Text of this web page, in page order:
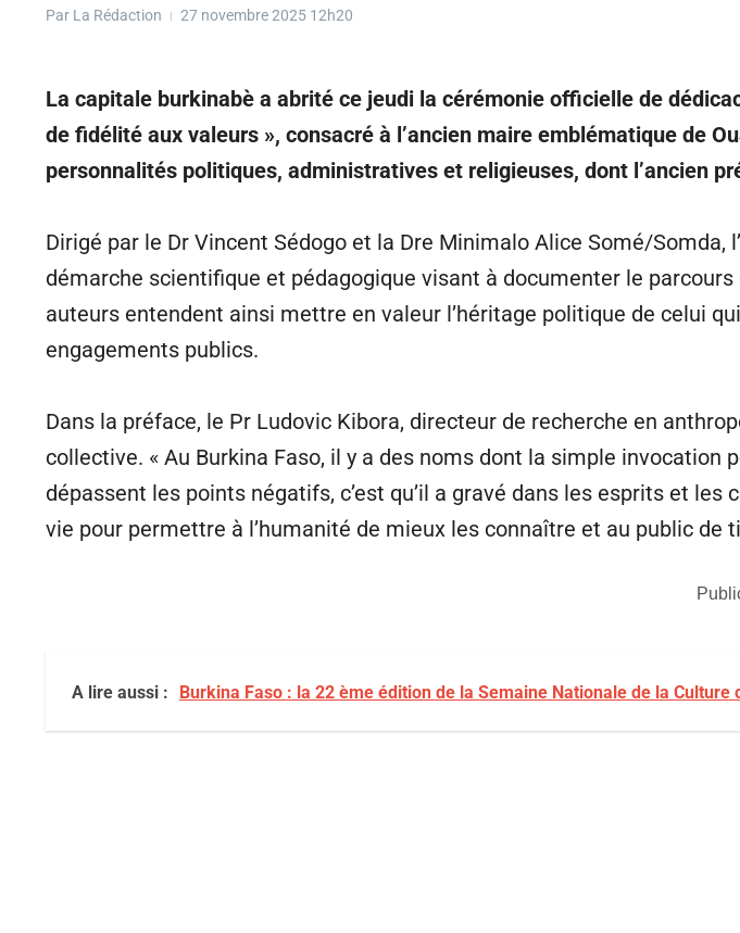
Par La Rédaction 27 novembre 2025 12h20
La capitale burkinabè a abrité ce jeudi la cérémonie officielle de
de fidélité aux valeurs », consacré à l’ancien maire emblématique de
personnalités politiques, administratives et religieuses, dont l’ancien
Dirigé par le Dr Vincent Sédogo et la Dre Minimalo Alice Somé/Somda,
démarche scientifique et pédagogique visant à documenter le
auteurs entendent ainsi mettre en valeur l’héritage politique de celui
engagements publics.
Dans la préface, le Pr Ludovic Kibora, directeur de recherche en
collective. « Au Burkina Faso, il y a des noms dont la simple
dépassent les points négatifs, c’est qu’il a gravé dans les esprits et
vie pour permettre à l’humanité de mieux les connaître et au public de
A lire aussi : Burkina Faso : la 22 ème édition de la Semaine Nationale de la